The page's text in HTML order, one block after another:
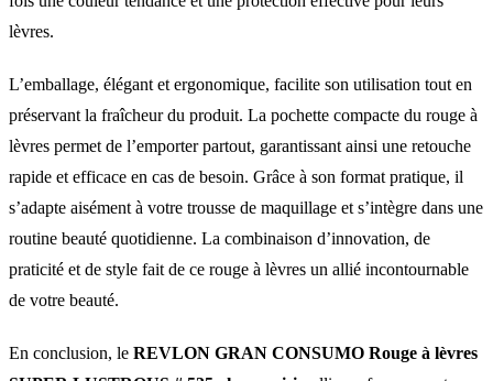
lèvres.
L’emballage, élégant et ergonomique, facilite son utilisation tout en
préservant la fraîcheur du produit. La pochette compacte du rouge à
lèvres permet de l’emporter partout, garantissant ainsi une retouche
rapide et efficace en cas de besoin. Grâce à son format pratique, il
s’adapte aisément à votre trousse de maquillage et s’intègre dans une
routine beauté quotidienne. La combinaison d’innovation, de
praticité et de style fait de ce rouge à lèvres un allié incontournable
de votre beauté.
En conclusion, le REVLON GRAN CONSUMO Rouge à lèvres